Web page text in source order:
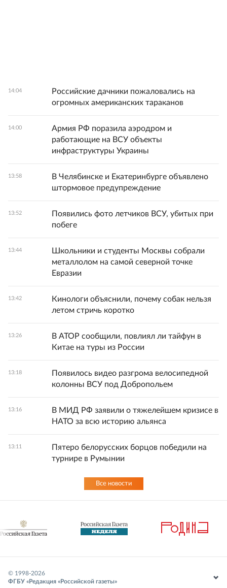
14:04
Российские дачники пожаловались на
огромных американских тараканов
14:00
Армия РФ поразила аэродром и
работающие на ВСУ объекты
инфраструктуры Украины
13:58
В Челябинске и Екатеринбурге объявлено
штормовое предупреждение
13:52
Появились фото летчиков ВСУ, убитых при
побеге
13:44
Школьники и студенты Москвы собрали
металлолом на самой северной точке
Евразии
13:42
Кинологи объяснили, почему собак нельзя
летом стричь коротко
13:26
В АТОР сообщили, повлиял ли тайфун в
Китае на туры из России
13:18
Появилось видео разгрома велосипедной
колонны ВСУ под Добропольем
13:16
В МИД РФ заявили о тяжелейшем кризисе в
НАТО за всю историю альянса
13:11
Пятеро белорусских борцов победили на
турнире в Румынии
Все новости
© 1998-2026
ФГБУ «Редакция «Российской газеты»